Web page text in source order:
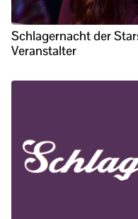
Schlagernacht der
Veranstalter